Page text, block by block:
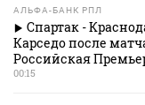
АЛЬФА-БАНК РПЛ
Спартак -
Карседо после
Российская
00:15